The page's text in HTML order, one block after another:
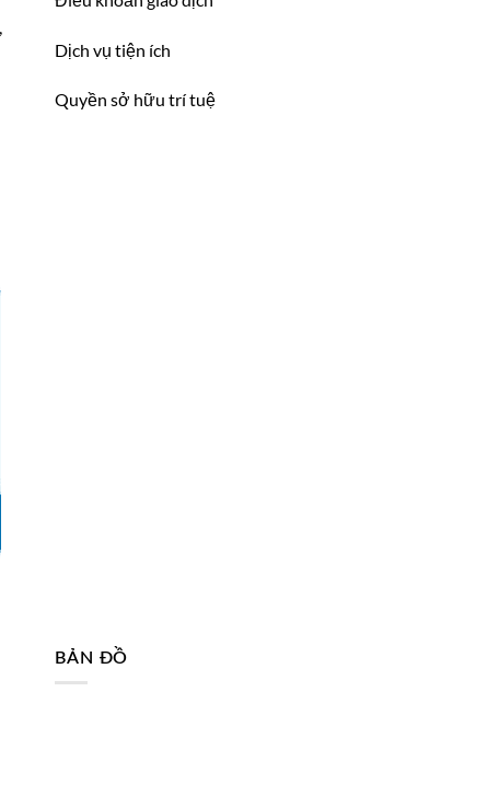
Dịch vụ tiện ích
Quyền sở hữu trí tuệ
BẢN ĐỒ